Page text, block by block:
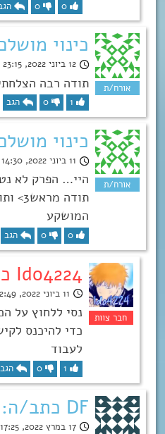
0
0
כינוי
12 ביוני 2022, 23:15
תודה רבה הצלחתי
1
0 הגב
כינוי
11 ביוני 2022, 14:30
היי… הפרק לא
תודה
המושקע
0
0 הגב
Ido4224 כתב/ה:
11 ביוני 2022, 22:49
נסי ללחוץ על
כדי להיכנס
לעבוד
1
0 הגב
DF כתב/ה:
17 במרץ 2022, 17:25